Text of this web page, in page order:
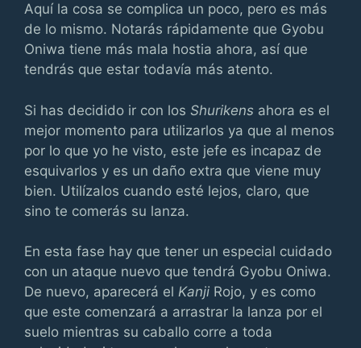
Aquí la cosa se complica un poco, pero es más
de lo mismo. Notarás rápidamente que Gyobu
Oniwa tiene más mala hostia ahora, así que
tendrás que estar todavía más atento.
Si has decidido ir con los Shurikens ahora es el
mejor momento para utilizarlos ya que al menos
por lo que yo he visto, este jefe es incapaz de
esquivarlos y es un daño extra que viene muy
bien. Utilízalos cuando esté lejos, claro, que
sino te comerás su lanza.
En esta fase hay que tener un especial cuidado
con un ataque nuevo que tendrá Gyobu Oniwa.
De nuevo, aparecerá el Kanji Rojo, y es como
que este comenzará a arrastrar la lanza por el
suelo mientras su caballo corre a toda